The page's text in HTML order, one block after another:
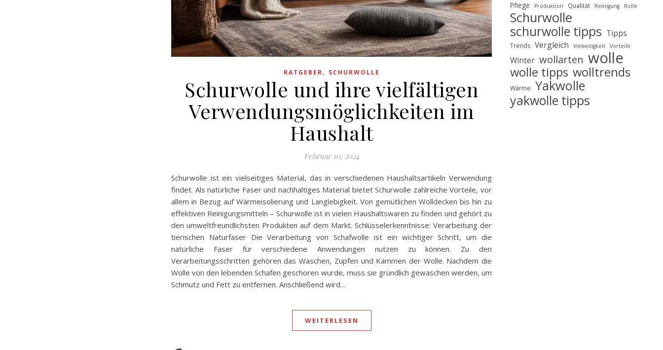
RATGEBER, SCHURWOLLE
Schurwolle und ihre vielfältigen
Verwendungsmöglichkeiten im
Haushalt
Februar 10, 2024
Schurwolle ist ein vielseitiges Material, das in verschiedenen Haushaltsartikeln Verwendung
findet. Als natürliche Faser und nachhaltiges Material bietet Schurwolle zahlreiche Vorteile, vor
allem in Bezug auf Wärmeisolierung und Langlebigkeit. Von gemütlichen Wolldecken bis hin zu
effektiven Reinigungsmitteln – Schurwolle ist in vielen Haushaltswaren zu finden und gehört zu
den umweltfreundlichsten Produkten auf dem Markt. Schlüsselerkenntnisse: Verarbeitung der
tierischen Naturfaser Die Verarbeitung von Schafwolle ist ein wichtiger Schritt, um die
natürliche Faser für verschiedene Anwendungen nutzen zu können. Zu den
Verarbeitungsschritten gehören das Waschen, Zupfen und Kämmen der Wolle. Nachdem die
Wolle von den lebenden Schafen geschoren wurde, muss sie gründlich gewaschen werden, um
Schmutz und Fett zu entfernen. Anschließend wird…
WEITERLESEN
Pflege Produktion Qualität Reinigung Rolle
Schurwolle
schurwolle tipps Tipps
Trends Vergleich Vielseitigkeit Vorteile
Winter wollarten wolle
wolle tipps wolltrends
Wärme Yakwolle
yakwolle tipps